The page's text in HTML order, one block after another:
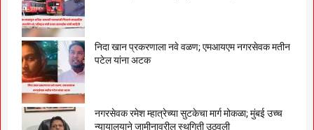
निदा खान प्रकरणाला नवे वळण; एमआयएम नगरसेवक मतीन
पटेल यांना अटक
नगरसेवक रमेश म्हात्रेच्या सुटकेचा मार्ग मोकळा; मुंबई उच्च
न्यायालयाने जामीनावरील स्थगिती उठवली